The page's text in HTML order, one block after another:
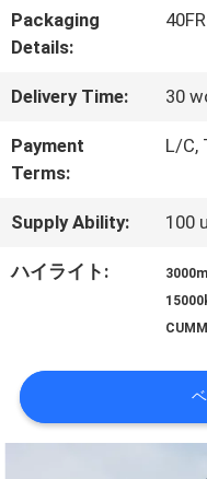
い
工
旅
行
品
質
Packaging
Details:
Delivery Time: 30
Payment
Terms:
L/C,
Supply Ability: 100
ハイライト: